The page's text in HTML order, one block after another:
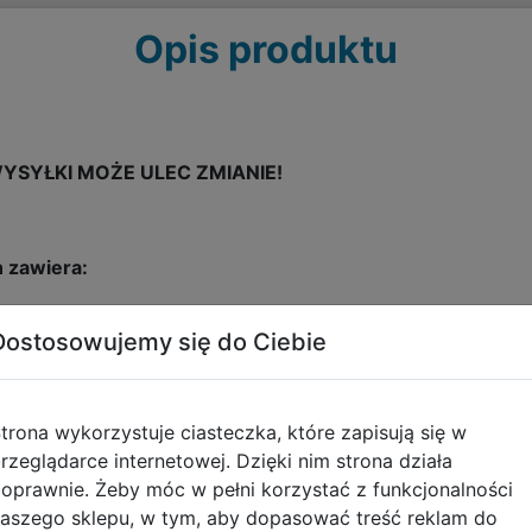
Opis produktu
MOŻE ULEC ZMIANIE!
zawiera:
steelbook
Biura Kontroli (FBC), Dylan Faden pojawia się w
się do Ciebie
wykorzystuje ciasteczka, które zapisują się w
internetowej. Dzięki nim strona działa
Żeby móc w pełni korzystać z funkcjonalności
sklepu, w tym, aby dopasować treść reklam do